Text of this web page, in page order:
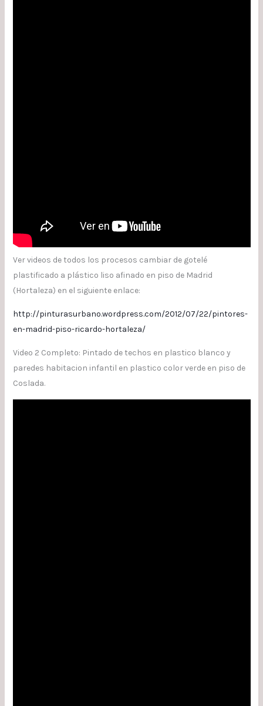
Ver videos de todos los procesos cambiar de gotelé
plastificado a plástico liso afinado en piso de Madrid
(Hortaleza) en el siguiente enlace:
http://pinturasurbano.wordpress.com/2012/07/22/pintores-
en-madrid-piso-ricardo-hortaleza/
Video 2 Completo: Pintado de techos en plastico blanco y
paredes habitacion infantil en plastico color verde en piso de
Coslada.